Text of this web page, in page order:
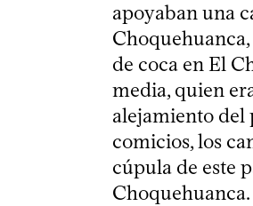
apoyaban una
de coca en El
media, quien
alejamiento del
comicios, los
cúpula de este
Choquehuanca.